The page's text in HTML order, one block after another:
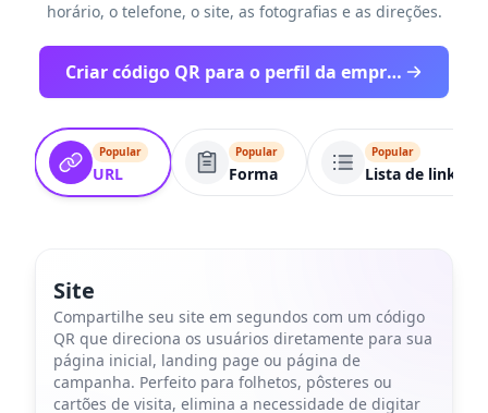
horário, o telefone, o site, as fotografias e as direções.
Criar código QR para o perfil da empresa
Popular
URL
Popular
Forma
Popular
Lista de links
Site
Compartilhe seu site em segundos com um código
QR que direciona os usuários diretamente para sua
página inicial, landing page ou página de
campanha. Perfeito para folhetos, pôsteres ou
cartões de visita, elimina a necessidade de digitar